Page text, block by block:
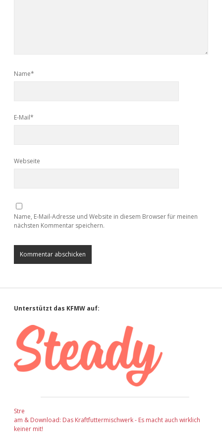
Name*
E-Mail*
Webseite
Name, E-Mail-Adresse und Website in diesem Browser für meinen
nächsten Kommentar speichern.
Sidebar
Unterstützt das KFMW auf:
Stre
am & Download: Das Kraftfuttermischwerk - Es macht auch wirklich
keiner mit!